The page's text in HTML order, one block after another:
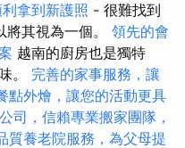
拿到新護照 - 很難找到
其視為一個。 領先的會
越南的廚房也是獨特
。 完善的家事服務，讓
點外燴，讓您的活動更具
司，信賴專業搬家團隊，
質養老院服務，為父母提